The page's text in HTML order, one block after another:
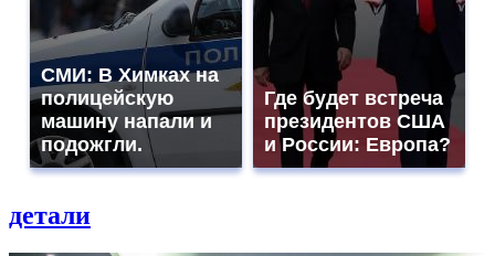
СМИ: В Химках на
полицейскую
машину напали и
подожгли.
Где будет встреча
президентов США
и России: Европа?
детали